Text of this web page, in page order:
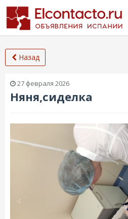
Назад
27 февраля 2026
Няня,сиделка